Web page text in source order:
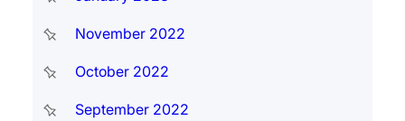
November 2022
October 2022
September 2022